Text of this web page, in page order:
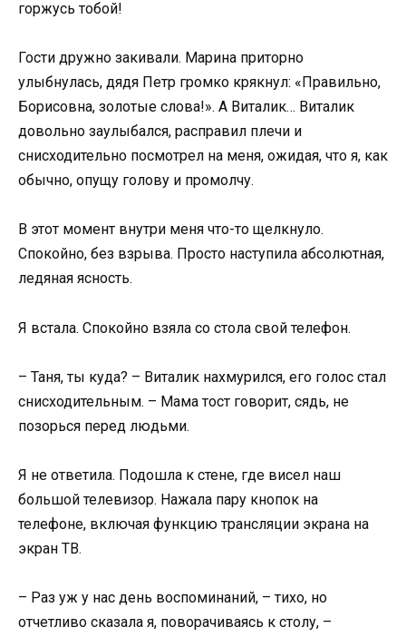
горжусь тобой!
Гости дружно закивали. Марина приторно
улыбнулась, дядя Петр громко крякнул: «Правильно,
Борисовна, золотые слова!». А Виталик… Виталик
довольно заулыбался, расправил плечи и
снисходительно посмотрел на меня, ожидая, что я, как
обычно, опущу голову и промолчу.
В этот момент внутри меня что-то щелкнуло.
Спокойно, без взрыва. Просто наступила абсолютная,
ледяная ясность.
Я встала. Спокойно взяла со стола свой телефон.
– Таня, ты куда? – Виталик нахмурился, его голос стал
снисходительным. – Мама тост говорит, сядь, не
позорься перед людьми.
Я не ответила. Подошла к стене, где висел наш
большой телевизор. Нажала пару кнопок на
телефоне, включая функцию трансляции экрана на
экран ТВ.
– Раз уж у нас день воспоминаний, – тихо, но
отчетливо сказала я, поворачиваясь к столу, –